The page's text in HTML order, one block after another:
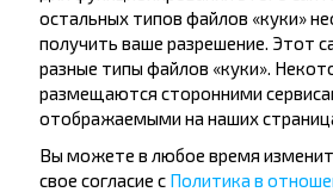
Подписаться
остальных типов файлов «куки»
получить ваше разрешение. Этот
разные типы файлов «куки».
размещаются сторонними
отображаемыми на наших
Вы можете в любое время
свое согласие с Политика в